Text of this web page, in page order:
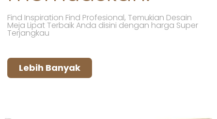
Find Inspiration Find Profesional, Temukian Desain
Meja Lipat Terbaik Anda disini dengan harga Super
Terjangkau
Lebih Banyak